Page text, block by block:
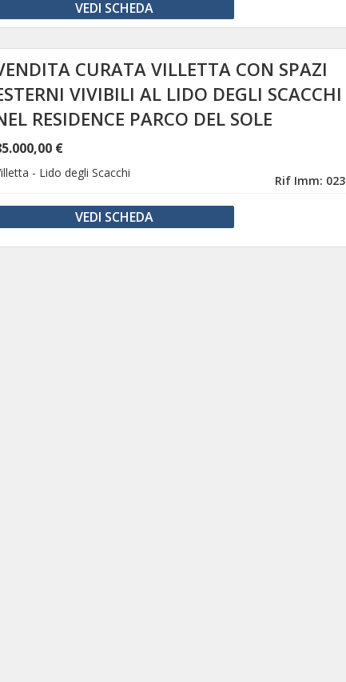
VEDI SCHEDA
CURATA VILLETTA CON SPAZI
VIVIBILI AL LIDO DEGLI SCACCHI
RESIDENCE PARCO DEL SOLE
€
- Lido degli Scacchi
Rif Imm: 023
VEDI SCHEDA